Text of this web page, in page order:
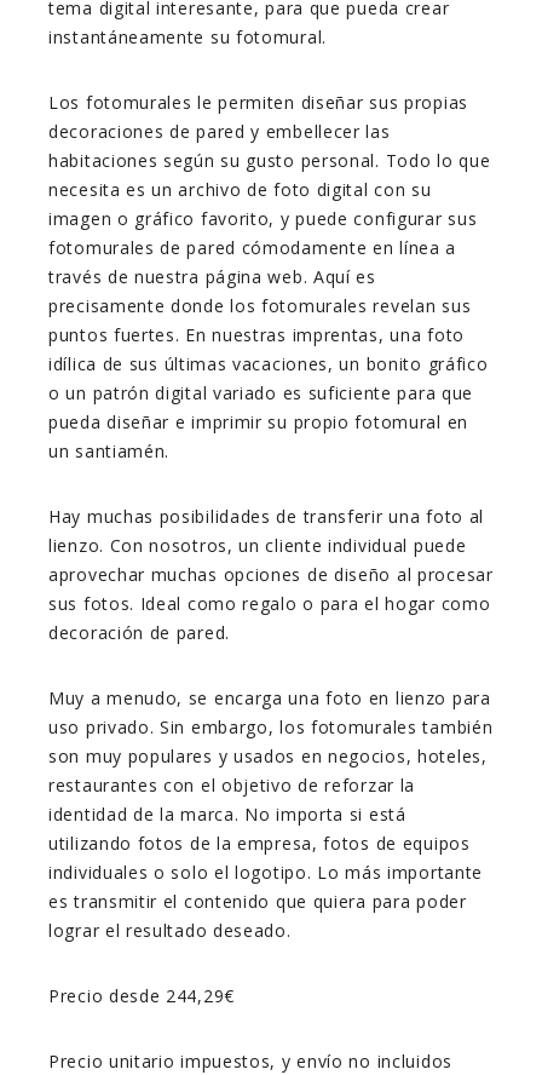
tema digital interesante, para que pueda crear
instantáneamente su fotomural.
Los fotomurales le permiten diseñar sus propias
decoraciones de pared y embellecer las
habitaciones según su gusto personal. Todo lo que
necesita es un archivo de foto digital con su
imagen o gráfico favorito, y puede configurar sus
fotomurales de pared cómodamente en línea a
través de nuestra página web. Aquí es
precisamente donde los fotomurales revelan sus
puntos fuertes. En nuestras imprentas, una foto
idílica de sus últimas vacaciones, un bonito gráfico
o un patrón digital variado es suficiente para que
pueda diseñar e imprimir su propio fotomural en
un santiamén.
Hay muchas posibilidades de transferir una foto al
lienzo. Con nosotros, un cliente individual puede
aprovechar muchas opciones de diseño al procesar
sus fotos. Ideal como regalo o para el hogar como
decoración de pared.
Muy a menudo, se encarga una foto en lienzo para
uso privado. Sin embargo, los fotomurales también
son muy populares y usados en negocios, hoteles,
restaurantes con el objetivo de reforzar la
identidad de la marca. No importa si está
utilizando fotos de la empresa, fotos de equipos
individuales o solo el logotipo. Lo más importante
es transmitir el contenido que quiera para poder
lograr el resultado deseado.
Precio desde 244,29€
Precio unitario impuestos, y envío no incluidos